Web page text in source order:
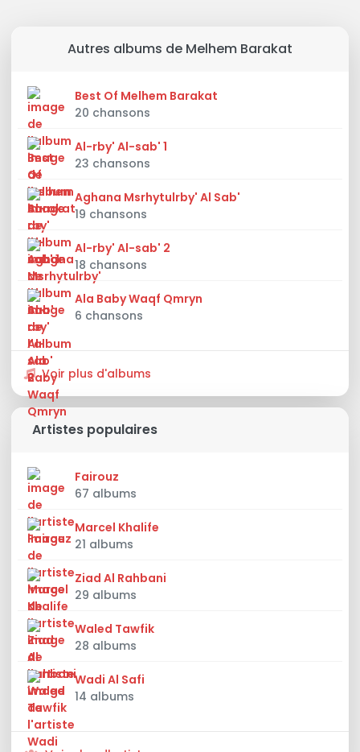
Autres albums de Melhem Barakat
Best Of Melhem Barakat
20 chansons
Al-rby' Al-sab' 1
23 chansons
Aghana Msrhytulrby' Al Sab'
19 chansons
Al-rby' Al-sab' 2
18 chansons
Ala Baby Waqf Qmryn
6 chansons
Voir plus d'albums
Artistes populaires
Fairouz
67 albums
Marcel Khalife
21 albums
Ziad Al Rahbani
29 albums
Waled Tawfik
28 albums
Wadi Al Safi
14 albums